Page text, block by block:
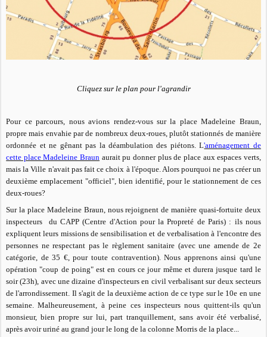
Cliquez sur le plan pour l'agrandir
Pour ce parcours, nous avions rendez-vous sur la place Madeleine Braun,
propre mais envahie par de nombreux deux-roues, plutôt stationnés de manière
ordonnée et ne gênant pas la déambulation des piétons. L'aménagement de
cette place Madeleine Braun aurait pu donner plus de place aux espaces verts,
mais la Ville n'avait pas fait ce choix à l'époque. Alors pourquoi ne pas créer un
deuxième emplacement "officiel", bien identifié, pour le stationnement de ces
deux-roues?
Sur la place Madeleine Braun, nous rejoignent de manière quasi-fortuite deux
inspecteurs du CAPP (Centre d'Action pour la Propreté de Paris) : ils nous
expliquent leurs missions de sensibilisation et de verbalisation à l'encontre des
personnes ne respectant pas le règlement sanitaire (avec une amende de 2e
catégorie, de 35 €, pour toute contravention). Nous apprenons ainsi qu'une
opération "coup de poing" est en cours ce jour même et durera jusque tard le
soir (23h), avec une dizaine d'inspecteurs en civil verbalisant sur deux secteurs
de l'arrondissement. Il s'agit de la deuxième action de ce type sur le 10e en une
semaine. Malheureusement, à peine ces inspecteurs nous quittent-ils qu'un
monsieur, bien propre sur lui, part tranquillement, sans avoir été verbalisé,
après avoir uriné au grand jour le long de la colonne Morris de la place...